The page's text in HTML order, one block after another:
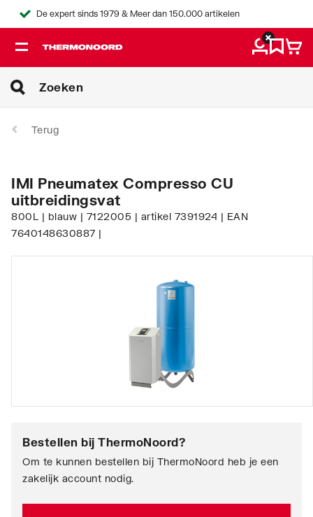
De expert sinds 1979 & Meer dan 150.000 artikelen
Terug
IMI Pneumatex Compresso CU
uitbreidingsvat
800L | blauw | 7122005 | artikel 7391924 | EAN
7640148630887 |
Bestellen bij ThermoNoord?
Om te kunnen bestellen bij ThermoNoord heb je een
zakelijk account nodig.